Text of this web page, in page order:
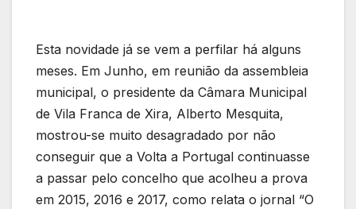
Esta novidade já se vem a perfilar há alguns
meses. Em Junho, em reunião da assembleia
municipal, o presidente da Câmara Municipal
de Vila Franca de Xira, Alberto Mesquita,
mostrou-se muito desagradado por não
conseguir que a Volta a Portugal continuasse
a passar pelo concelho que acolheu a prova
em 2015, 2016 e 2017, como relata o jornal “O